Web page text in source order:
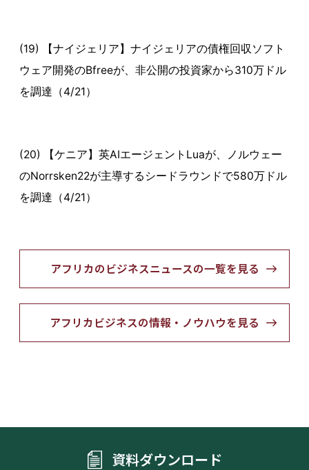
(19) 【ナイジェリア】ナイジェリアの債権回収ソフト
ウェア開発のBfreeが、非公開の投資家から310万ドル
を調達（4/21）
(20) 【ケニア】英AIエージェントLuaが、ノルウェー
のNorrsken22が主導するシードラウンドで580万ドル
を調達（4/21）
アフリカのビジネスニュースの一覧を見る
アフリカビジネスの情報・ノウハウを見る
資料ダウンロード